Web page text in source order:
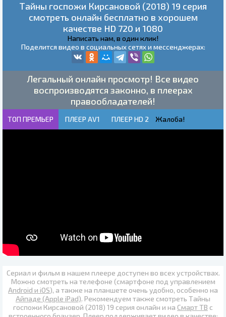
Тайны госпожи Кирсановой (2018) 19 серия
смотреть онлайн бесплатно в хорошем
качестве HD 720 и 1080
Написать нам, в один клик!
Поделится видео в социальных сетях и мессенджерах:
Легальный онлайн просмотр! Все видео
воспроизводятся законно, в плеерах
правообладателей!
ТОП ПРЕМЬЕР ПЛЕЕР AV1 ПЛЕЕР HD 2 Жалоба!
Сериал и фильм в нашем плеере доступен во всех устройствах.
Можно смотреть на телефоне (смартфоне под управлением
Android и iOS), а также на планшете очень удобно, особенно на
Айпаде (Apple iPad). Рекомендуем также смотреть Тайны
госпожи Кирсановой (2018) 19 серия онлайн и на Смарт ТВ с